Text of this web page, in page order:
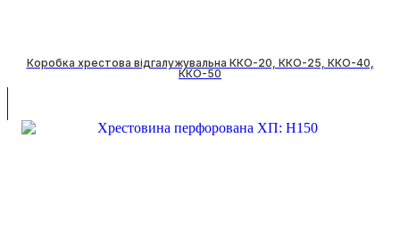
Коробка хрестова відгалужувальна ККО-20, ККО-25, ККО-40,
ККО-50